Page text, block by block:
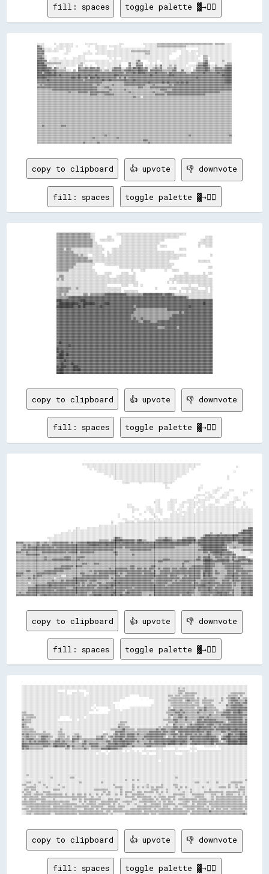
fill: spaces toggle palette ▓→✊🏽
▓▓▒▒░░          ░░░░░░░░░░░░░░  ░░        ░░    ░░░░░░░░░░  ░░░░░░░░░░                    ░░░░░░░░░░▒▒▒▒▒▒▒▒▒▒▒▒▒▒▒▒▒▒▒▒▒▒▒▒░░░░░░░░░░░░░░░░░░░░░░░░░░░░░░░░░░░░░░
▓▓██▒▒░░░░░░  ░░░░░░░░  ░░░░                    ░░░░░░░░░░      ░░░░░░░░░░░░░░░░░░░░░░░░░░░░░░░░░░░░░░░░░░░░░░░░░░░░░░░░░░░░          ░░░░░░░░░░░░░░░░░░░░░░░░░░░░
▓▓▓▓▓▓░░░░░░░░░░░░      ░░░░              ░░      ░░░░░░░░░░░░░░░░░░░░░░░░░░░░▒▒▒▒▒▒▒▒▒▒▒▒▒▒▒▒░░░░░░░░░░░░░░░░░░░░░░    ░░░░░░  ░░░░░░░░░░░░░░░░░░░░░░░░░░░░░░░░░░
▓▓▓▓▓▓                ░░░░            ░░░░░░░░  ░░░░░░░░░░░░░░░░░░░░░░░░░░░░░░░░░░░░░░░░░░▒▒▒▒░░░░░░░░░░░░░░░░░░        ░░░░░░░░░░░░  ░░░░░░░░░░░░░░░░░░░░░░░░░░░░
▓▓▓▓▒▒░░                          ░░░░░░                  ░░░░░░░░░░░░░░░░░░░░░░░░░░░░░░░░░░░░░░░░░░░░░░░░░░░░        ░░░░░░░░░░░░░░░░░░  ▒▒▒▒░░░░░░░░░░░░░░░░░░░░
▓▓██▓▓░░    ░░░░░░    ░░      ░░░░░░░░░░                    ░░  ░░    ░░░░░░░░░░░░░░░░░░░░░░░░░░░░░░░░░░░░░░░░      ░░░░░░░░░░░░░░░░░░    ▒▒▒▒  ░░░░░░░░░░░░░░░░░░
████▓▓▓▓  ░░░░░░░░░░░░░░░░░░░░░░░░░░░░░░░░░░░░░░░░░░░░░░░░░░  ░░░░░░░░░░░░░░░░░░░░▒▒▓▓      ░░░░░░░░  ░░░░░░░░░░░░░░░░░░░░░░░░░░░░░░░░░░  ▒▒▓▓░░░░░░░░░░░░▒▒░░░░░░
██████▒▒▒▒▒▒▒▒▒▒▒▒▒▒░░░░░░░░░░░░░░░░▒▒░░        ░░░░░░░░░░░░░░░░░░░░░░      ▓▓░░░░▓▓▒▒▒▒      ░░  ░░    ░░░░░░░░░░░░░░░░░░░░░░      ░░▒▒▒▒▓▓██░░    ░░░░░░░░░░▒▒▒▒
████████░░░░░░  ░░░░░░░░░░░░░░░░  ▒▒▒▒  ░░  ░░    ░░░░░░░░░░░░░░░░░░▒▒      ▓▓░░░░▓▓▓▓▓▓  ░░░░░░░░▒▒░░▓▓░░░░░░▒▒░░▒▒░░░░░░░░  ░░░░░░▒▒▓▓▓▓████▒▒░░░░▒▒░░░░░░▓▓▓▓▓▓
████████▓▓▓▓░░▓▓▒▒░░░░▒▒          ▓▓▒▒▒▒▓▓▒▒▓▓▓▓▒▒▓▓░░░░  ░░░░▒▒▓▓▓▓▓▓░░░░▒▒▓▓▒▒██▓▓██▓▓▒▒▓▓░░░░▒▒▓▓▒▒▓▓░░░░▒▒▒▒▒▒▓▓░░░░░░░░░░░░  ░░▓▓▓▓▓▓▓▓██▓▓░░▒▒▓▓▓▓▓▓▒▒▓▓████
██████████▓▓▓▓▓▓▒▒▒▒▒▒▒▒░░░░  ▒▒  ▓▓▓▓▓▓▓▓▓▓▓▓▓▓▓▓▓▓▒▒░░▒▒▒▒░░▓▓▓▓▓▓▓▓▒▒▓▓▓▓██▓▓▓▓▓▓████▓▓▓▓░░▓▓▓▓▓▓▓▓▓▓▒▒▒▒▒▒▒▒▓▓▓▓░░░░▓▓░░░░░░  ▒▒▓▓▓▓▓▓▓▓██▓▓▒▒▒▒▓▓▓▓▓▓▓▓██████
████▒▒██████▓▓██▓▓▓▓▓▓▓▓▓▓▓▓▓▓▓▓▓▓▓▓▓▓▓▓▓▓▓▓▓▓▓▓▓▓▓▓▓▓▓▓▓▓▓▓▓▓▓▓▓▓▓▓▓▓▓▓▒▒▓▓▓▓▓▓██▓▓██████▓▓▓▓▓▓▓▓██▓▓▓▓▓▓▓▓▒▒██▓▓▓▓▓▓▓▓▓▓▓▓▒▒▒▒▓▓▓▓▓▓▓▓▓▓██▓▓▓▓▓▓▓▓▓▓██▓▓▓▓██████
████████████████▓▓██▓▓▓▓▓▓▓▓▓▓▓▓▓▓██▓▓▓▓▓▓██▓▓▓▓██▓▓▓▓▓▓▓▓▓▓▓▓▓▓████▓▓▓▓▓▓▓▓▓▓▓▓▓▓▓▓▓▓▓▓▓▓▓▓▓▓██▓▓▓▓▓▓▓▓▓▓▓▓▓▓████▓▓▓▓▓▓▓▓▓▓▓▓▓▓▓▓▓▓▓▓▓▓▓▓▓▓▓▓▓▓▓▓▓▓▓▓▓▓▓▓████████
████████▓▓▓▓▓▓▓▓▓▓▓▓▓▓▓▓▓▓▓▓████▓▓██▓▓▓▓██▒▒████▓▓██▓▓▓▓▓▓▓▓▓▓▓▓▓▓▒▒▓▓▒▒██▒▒▓▓▓▓▓▓▓▓▓▓▓▓▓▓▓▓▓▓▓▓▓▓▓▓▓▓▓▓▓▓▓▓▓▓▓▓▓▓▓▓▓▓▓▓▓▓▓▓▓▓▓▓▓▓▓▓██▓▓▓▓▓▓▓▓▓▓▓▓▓▓▓▓▓▓▓▓▓▓██████
▓▓▓▓▓▓▓▓██▓▓▓▓▓▓▓▓▓▓▓▓▓▓▓▓▓▓▓▓▓▓▓▓▓▓▓▓▒▒▓▓▓▓▓▓▓▓▓▓▓▓▓▓██▓▓▓▓██▓▓▓▓▓▓▓▓▓▓██▓▓▓▓▓▓██▓▓▓▓▓▓▓▓▓▓▓▓▓▓▓▓▓▓▓▓▓▓▓▓▓▓▓▓▓▓▓▓▓▓▓▓▓▓▓▓▓▓▓▓▓▓▓▓▓▓▓▓▓▓▓▓▓▓▓▓▓▓▓▓▓▓▓▓▓▓▓▓▓▓██████
▓▓▓▓▓▓▓▓▓▓▓▓▓▓▓▓▓▓▓▓▓▓▓▓▓▓▓▓▓▓▓▓▓▓▓▓▓▓▓▓▓▓▓▓▓▓▓▓▓▓▓▓▓▓▒▒▒▒▒▒▒▒▒▒▒▒▒▒▒▒▒▒▓▓▓▓▓▓▓▓▓▓▓▓▓▓▓▓▓▓▓▓██▓▓▓▓▓▓▓▓▓▓██▓▓██▓▓▓▓▓▓██▓▓██▓▓██▓▓▓▓▓▓▓▓▓▓▓▓▓▓▓▓▓▓▓▓▓▓▓▓▓▓▓▓▓▓██████
▒▒▓▓▒▒▓▓▓▓▓▓▓▓▓▓▓▓▓▓▓▓▓▓▓▓▓▓▓▓▓▓▓▓▓▓▓▓▓▓▓▓▓▓▓▓▒▒▒▒▓▓▒▒▒▒▒▒▒▒▒▒▓▓▒▒▒▒▒▒▒▒▓▓▓▓▓▓▓▓▓▓▓▓▓▓▓▓▓▓▒▒▒▒▒▒▓▓▒▒▒▒▒▒▒▒▒▒▒▒▓▓▒▒▓▓▓▓▓▓▓▓▓▓▓▓▓▓▓▓▓▓▓▓▓▓▓▓▓▓▓▓▓▓▓▓▓▓▓▓▓▓▓▓▓▓▓▓▓▓▓▓
▓▓▓▓▓▓▓▓▓▓▓▓▓▓▓▓▓▓▓▓▓▓▓▓▓▓▓▓▓▓▓▓▓▓▓▓▓▓▓▓▓▓▓▓▓▓▓▓▓▓▒▒▒▒▒▒▓▓▓▓▒▒▒▒▒▒▒▒▒▒▒▒▒▒▒▒▒▒▒▒▒▒▒▒▓▓▓▓▒▒▒▒▒▒▓▓▓▓▓▓▓▓▓▓▓▓▓▓▓▓▓▓▓▓▓▓▓▓▓▓▓▓▓▓▓▓▓▓▓▓▓▓▓▓▓▓▓▓▓▓▓▓▓▓▓▓▓▓▓▓▓▓▓▓▓▓▓▓▓▓▓▓
▒▒▒▒▒▒▒▒▒▒▒▒▓▓▓▓▓▓▓▓▓▓▓▓▓▓▓▓▓▓▓▓▓▓▓▓▓▓▓▓▓▓▓▓▓▓▓▓▓▓▒▒▒▒▒▒▒▒▒▒▓▓▒▒▒▒▒▒▒▒▒▒▓▓▒▒▒▒▒▒▒▒▒▒▒▒▒▒▒▒▒▒▒▒▒▒▒▒▒▒▒▒▓▓▓▓▓▓▒▒▒▒▓▓▓▓▓▓▓▓▓▓▓▓▓▓▓▓▓▓▓▓▓▓▓▓▓▓▓▓▓▓▓▓▓▓▓▓▓▓▓▓▓▓▓▓▓▓▓▓▓▓
▒▒▒▒▒▒▒▒▒▒▒▒▒▒▒▒▒▒▒▒▒▒▒▒▒▒▓▓▒▒▒▒▒▒▓▓▓▓▓▓▓▓▒▒▓▓▓▓▓▓▓▓▓▓▓▓▓▓▓▓▒▒▒▒▒▒▒▒▒▒▒▒▒▒▒▒▓▓▒▒▒▒▒▒▒▒▒▒▒▒▒▒▒▒▒▒▓▓▒▒▒▒▒▒▒▒▓▓▓▓▓▓▓▓▓▓▓▓▓▓▓▓▓▓▓▓▓▓▓▓▓▓▓▓▓▓▓▓▓▓▓▓▓▓▓▓▓▓▓▓▓▓▒▒▒▒▒▒▒▒▒▒
▒▒▒▒▒▒▒▒▒▒▒▒▒▒▒▒▒▒▒▒▒▒▒▒▒▒▒▒▒▒▒▒▒▒▒▒▒▒▒▒▒▒▒▒▓▓▓▓▓▓▒▒▒▒▒▒▓▓▓▓▓▓▓▓▒▒▒▒▒▒▒▒▒▒▒▒▒▒▒▒▒▒▒▒▒▒▒▒▒▒▒▒▒▒▒▒▒▒▓▓▓▓▓▓▓▓▒▒▓▓▓▓▓▓▓▓▓▓▓▓▓▓▓▓▓▓▓▓▓▓▓▓▓▓▓▓▓▓▓▓▒▒▒▒▒▒▒▒▒▒▒▒▒▒▒▒▒▒▒▒▒▒
▒▒▒▒▒▒▒▒▒▒▒▒▒▒▒▒▒▒▒▒▒▒▒▒▒▒▒▒▒▒▒▒▒▒▒▒▒▒▒▒▒▒▒▒▒▒▒▒▒▒▒▒▒▒▒▒▒▒▒▒▒▒▒▒▒▒▒▒▒▒▒▒▒▒▒▒▒▒▒▒▓▓▒▒▒▒░░▒▒▒▒▒▒▒▒▒▒▒▒▒▒▒▒▒▒▒▒▒▒▒▒▒▒▒▒▒▒▒▒▒▒▒▒▒▒▒▒▒▒▒▒▒▒▒▒▒▒▒▒▒▒▒▒▒▒▒▒▒▒▒▒▒▒▒▒▒▒▒▒▒▒
▒▒▒▒▓▓▒▒▒▒▒▒▒▒▒▒▒▒▒▒▓▓▓▓▒▒▒▒▒▒▒▒▒▒▒▒▒▒▒▒▒▒▒▒▒▒▒▒▒▒▒▒▒▒▒▒▒▒▒▒▒▒▒▒▒▒▒▒▒▒▒▒▒▒▒▒▒▒▒▒▒▒▒▒▒▒▒▒▒▒▒▒▒▒▒▒▒▒▒▒▒▒▒▒▒▒▒▒▒▒▒▒▒▒▒▒▒▒▒▒▒▒▒▒▒▒▒▒▒▒▒▒▒▒▒▒▒▒▒▒▒▒▒▒▒▒▒▒▒▒▒▒▒▒▒▒▒▒▒▒▒▒
▒▒▒▒▒▒▒▒▒▒▒▒▒▒▒▒▒▒▒▒▒▒▒▒▒▒▒▒▒▒▒▒▒▒▒▒▒▒▒▒▒▒▒▒▒▒▒▒▒▒▒▒▒▒▒▒▓▓▒▒▒▒▒▒▒▒▒▒▒▒▒▒▒▒▒▒▒▒▒▒▒▒▒▒▒▒▒▒▒▒▒▒▒▒▒▒▒▒▒▒▒▒▒▒▒▒▒▒▒▒▒▒▒▒▒▒▒▒▒▒▒▒▒▒▒▒▓▓▒▒▒▒▒▒▒▒▒▒▒▒▒▒▒▒▒▒▒▒▒▒▒▒▒▒▒▒▒▒▒▒▓▓
▒▒▒▒▒▒▒▒▒▒▒▒▒▒▒▒▒▒▒▒▒▒▒▒▒▒▒▒▒▒▒▒▒▒▒▒▒▒▒▒▒▒▒▒▒▒▓▓▒▒▒▒▒▒▒▒▒▒▒▒▒▒▒▒▒▒▓▓▒▒▒▒▒▒▒▒▒▒▒▒▒▒▒▒▒▒▒▒▒▒▒▒▒▒▒▒▒▒▒▒▒▒▒▒▒▒▒▒▒▒▒▒▒▒▒▒▒▒▒▒▒▒▒▒▒▒▒▒▒▒▒▒▒▒▒▒▒▒▒▒▒▒▒▒▒▒▒▒▒▒▒▒▒▒▒▒▒▒▒▒▒▒
▒▒▒▒▒▒▒▒▒▒▒▒▒▒▒▒▒▒▒▒▒▒▒▒▒▒▒▒▒▒▒▒▒▒▒▒▒▒▒▒▒▒▒▒▒▒▒▒▒▒▒▒▒▒▒▒▒▒▒▒▒▒▒▒▒▒▒▒▒▒▒▒▒▒▒▒▒▒▒▒▒▒▒▒▒▒▒▒▓▓▓▓▒▒▒▒▒▒▒▒▒▒▒▒▒▒▒▒▒▒▒▒▒▒▒▒▒▒▒▒▒▒▒▒▒▒▒▒▒▒▒▒▒▒▒▒▒▒▒▒▒▒▒▒▒▒▒▒▒▒▒▒▒▒▒▒▒▒▒▒▒▒
copy to clipboard 👍 upvote 👎 downvote
fill: spaces toggle palette ▓→✊🏽
▒▒▒▒▒▒▒▒▒▒▒▒▒▒▒▒▒▒▒▒▒▒▒▒▒▒▒▒░░░░                  ░░░░░░░░░░░░░░░░░░░░░░░░░░░░░░░░░░░░░░░░░░░░░░░░░░░░░░░░░░
▒▒▒▒▒▒▒▒▒▒▒▒▒▒▒▒▒▒▒▒▒▒▒▒▒▒▒▒░░░░          ░░░░        ░░░░░░░░░░░░░░░░░░░░░░░░░░░░░░░░░░░░░░░░░░░░░░░░                      ░░░░░░
▒▒▒▒▒▒▒▒▒▒▒▒▒▒▒▒▒▒▒▒▒▒▒▒▒▒▒▒▒▒░░    ░░░░░░░░░░░░      ░░░░░░░░░░░░░░░░░░░░░░░░░░░░░░░░░░░░                              ░░░░░░░░░░
▒▒▒▒▒▒▒▒▒▒▒▒▒▒▒▒▒▒▒▒▒▒▒▒▒▒▒▒▒▒░░░░                    ░░░░░░░░░░░░░░░░░░░░░░░░░░░░░░░░                                ░░░░░░░░░░░░
▒▒▒▒▒▒▒▒▒▒▒▒▒▒▒▒▒▒▒▒▒▒▒▒▒▒▒▒▒▒░░░░░░░░              ░░░░░░░░░░░░░░░░░░░░░░░░░░░░░░░░  ░░░░░░                          ░░    ░░░░░░
▒▒▒▒▒▒░░▒▒▒▒░░░░░░░░░░░░░░░░░░░░░░░░░░░░      ░░░░░░░░░░░░░░░░░░░░░░░░░░░░░░░░░░░░░░                  ░░░░░░
▒▒▒▒▒▒▒▒▒▒▒▒▒▒░░░░░░░░░░░░░░░░░░░░░░░░    ░░  ░░░░░░░░░░░░░░░░░░░░░░░░░░░░░░░░░░░░░░░░░░░░░░░░░░░░
▒▒▒▒▒▒▒▒▒▒▒▒▒▒▒▒▒▒░░▒▒░░░░    ░░░░░░░░░░  ░░░░░░░░░░░░░░░░░░░░░░░░░░░░░░░░░░░░░░░░░░░░░░░░░░░░░░░░░░░░░░░░░░                    ░░
▒▒▒▒▒▒▒▒▒▒▒▒▒▒▒▒▒▒▒▒▒▒▒▒▒▒░░░░░░░░░░░░░░░░░░░░░░░░░░░░░░░░░░░░░░░░░░░░░░░░░░░░░░░░░░░░░░░░░░░░░░░░░░░░
▒▒▒▒▒▒▒▒▒▒▒▒▒▒▒▒▒▒▒▒▒▒▒▒▒▒▒▒▒▒░░░░░░░░░░░░░░░░░░░░░░░░░░░░░░░░░░░░░░░░░░░░░░░░░░░░░░░░░░░░░░░░                        ░░░░░░░░░░
▒▒▒▒▒▒▒▒▒▒▒▒▒▒▒▒░░░░░░░░░░░░░░░░        ░░░░░░░░░░░░░░░░░░░░░░░░░░░░░░░░░░░░░░░░░░░░░░░░░░░░░░░░░░
▒▒▒▒▒▒▒▒▒▒▒▒▒▒░░░░░░░░░░░░░░░░                      ░░░░░░░░░░░░░░░░░░░░░░░░░░░░░░░░░░░░░░░░░░░░                              ░░░░
▒▒▒▒▒▒▒▒▒▒░░░░░░░░░░░░░░░░░░░░░░                              ░░      ░░░░                ░░    ░░░░░░
░░▒▒▒▒░░░░░░░░░░░░░░░░░░░░░░░░░░░░░░░░░░░░░░      ░░░░░░░░░░░░░░░░                                ░░░░░░░░░░░░░░░░░░░░░░░░░░░░
▒▒░░▒▒░░░░░░░░░░░░░░░░░░░░░░░░░░░░░░░░░░░░░░░░░░░░░░░░░░░░░░░░░░░░                            ░░░░░░░░░░░░░░░░░░░░░░░░░░░░░░░░░░░░
▒▒▒▒▒▒▒▒▒▒▒▒░░░░▒▒░░░░░░░░░░░░░░░░░░░░░░░░░░░░░░░░░░░░                            ░░          ░░░░░░    ░░░░░░░░░░░░░░      ░░  ░░
▒▒▒▒▒▒▒▒▒▒░░░░░░░░░░░░░░░░░░░░░░░░░░░░░░░░░░░░░░░░░░░░  ░░░░░░░░░░░░                                  ░░    ░░  ░░░░░░░░░░░░░░  ░░
▒▒▒▒░░▒▒░░░░░░░░░░░░░░▒▒▒▒░░▒▒▒▒▒▒▒▒▒▒▒▒▓▓▓▓▓▓▓▓▓▓▓▓▓▓▓▓▓▓▒▒▒▒▒▒▒▒▒▒▒▒▒▒▓▓▓▓▓▓▓▓▓▓▓▓▓▓▓▓▒▒▓▓▓▓▓▓▒▒░░░░░░░░░░░░░░░░░░░░░░░░░░░░░░░░
▒▒▒▒▒▒▒▒▒▒▓▓▓▓▓▓▓▓▓▓▓▓▓▓▓▓▓▓▓▓▓▓▓▓▓▓▓▓▓▓▓▓▓▓▓▓▓▓▓▓▓▓▓▓▓▓▓▓▓▓▓▓▓▓▓▓▓▓▓▓▓▓▓▓▓▓▓▓▓▓▓▓▓▓▓▓▓▓▓▓▓▓▓▓▓▓▓▓▓▓▓▓▓▓▓▓▓▓▒▒░░░░░░░░░░░░░░░░░░░░
████▓▓▓▓▓▓▓▓▓▓▓▓▓▓▓▓████▓▓▓▓▓▓▓▓▓▓▓▓▓▓▓▓▓▓▓▓▓▓▓▓▓▓▓▓▓▓▓▓▓▓▓▓▓▓▓▓▓▓▓▓▓▓▓▓▓▓▓▓▓▓▓▓▓▓▓▓▓▓▓▓▓▓▓▓▓▓▓▓▓▓▓▓▓▓▓▓▓▓▓▓▓▓▓▓▓▓▓▓▓▓▓▓▓▓▓▓▓▓▓▓▓▓
▓▓████████████████▓▓▓▓██████████▓▓▓▓▓▓▓▓████▓▓▓▓▓▓▓▓▓▓▓▓▓▓▓▓▓▓▓▓▓▓▓▓▓▓▓▓▓▓▓▓▓▓▓▓▓▓▓▓▓▓▓▓▓▓▓▓▓▓▓▓▓▓▓▓▓▓▓▓▓▓▓▓▓▓▓▓▓▓▓▓▓▓▓▓▓▓██▓▓▓▓▓▓
██████████████▓▓▓▓██▓▓██▓▓▓▓▓▓▓▓▓▓▓▓██▓▓▓▓▓▓▓▓▓▓▓▓▓▓▓▓▓▓▓▓▓▓▓▓▓▓▒▒▓▓▓▓▓▓▓▓▓▓▓▓▓▓▓▓▓▓▓▓▓▓▓▓▓▓▓▓▓▓▓▓▓▓▓▓▓▓▓▓▓▓▓▓██▓▓▓▓▓▓▓▓▓▓▓▓▓▓▓▓▓▓
▓▓▓▓▓▓▓▓▓▓▓▓▓▓▓▓▓▓▓▓▓▓▓▓▓▓▓▓▓▓▓▓▓▓▓▓▓▓▓▓▓▓▓▓▓▓▓▓▓▓▓▓▓▓▓▓▓▓▓▓▓▓▓▓▓▓▒▒▒▒▒▒▒▒▒▒▒▒▒▒▒▒▒▒▒▒▒▒▒▒▒▒▓▓▓▓▓▓▓▓▓▓▓▓▓▓▓▓▓▓▓▓▓▓▓▓▓▓▓▓▓▓▓▓▓▓▓▓▓▓
▓▓▓▓▓▓▓▓▓▓▓▓▓▓▓▓▓▓▓▓▓▓▓▓▓▓▓▓▓▓▓▓▓▓▓▓▓▓▓▓▓▓▓▓▓▓▓▓▓▓▓▓▓▓▓▓▓▓▓▓▓▓▓▓▒▒▒▒▒▒▒▒▒▒▒▒▒▒▒▒▒▒▒▒▒▒▒▒▒▒▒▒▒▒▒▒▒▒▒▒▒▒▓▓▒▒▓▓▓▓▓▓▓▓▓▓▓▓▓▓▓▓▓▓▓▓▓▓▓▓
▓▓▓▓▓▓▓▓▓▓▓▓▓▓▓▓▓▓▓▓▓▓▓▓▓▓▓▓▓▓▓▓▓▓▓▓▓▓▓▓▓▓▓▓▓▓▓▓▓▓▓▓▓▓▓▓▓▓▓▓▓▓▒▒▒▒▒▒▒▒▒▒▒▒▒▒▒▒▒▒▒▒▒▒▒▒▒▒▒▒▒▒▒▒▒▒▓▓▓▓▓▓▓▓▓▓▓▓▓▓▓▓▓▓▓▓▓▓▓▓▓▓▓▓▓▓▓▓▓▓
▓▓▓▓▓▓▓▓▓▓▓▓▓▓▓▓▓▓▓▓▓▓▓▓▓▓▓▓▓▓▓▓▓▓▓▓▓▓▓▓▓▓▓▓▓▓▓▓▓▓▓▓▓▓▓▓▓▓▓▓▓▓▒▒▓▓▒▒▒▒▓▓▒▒▒▒▒▒▒▒▒▒▒▒▒▒▒▒▒▒▒▒▒▒▓▓▓▓▓▓▓▓▓▓▓▓▓▓▓▓▓▓▓▓▓▓▓▓▓▓▓▓▓▓▓▓▓▓▓▓
▓▓▓▓▓▓▓▓▓▓▓▓▓▓▓▓▓▓▓▓▓▓▓▓▓▓▓▓▓▓▓▓▓▓▓▓▓▓▓▓▓▓▓▓▓▓▓▓▓▓▓▓▓▓▓▓▓▓▓▓▓▓▓▓▓▓▓▓▒▒▒▒▓▓▓▓▓▓▒▒▒▒▒▒▓▓▓▓▓▓▓▓▓▓▓▓▓▓▓▓▓▓▓▓▓▓▓▓▓▓▓▓▓▓▓▓▓▓▓▓▓▓▓▓▓▓▓▓▓▓
▓▓▓▓▓▓▓▓▓▓▓▓▓▓▓▓▓▓▓▓▓▓▓▓▓▓▓▓▓▓▓▓▓▓▓▓▓▓▓▓▓▓▓▓▓▓▓▓▓▓▓▓▓▓▓▓▓▓▓▓▓▓▓▓▓▓▓▓▓▓▓▓▓▓▓▓▓▓▓▓▓▓▓▓▓▓▓▓▓▓▓▓▓▓▓▓▓▓▓▓▓▓▓▓▓▓▓▓▓▓▓▓▓▓▓▓▓▓▓▓▓▓▓▓▓▓▓▓▓▓
▓▓▓▓▓▓▓▓▓▓▓▓▓▓▓▓▓▓▓▓▓▓▓▓▓▓▓▓▓▓▓▓▓▓▓▓▓▓▓▓▓▓▓▓▓▓▓▓▓▓▓▓▓▓▓▓▓▓▓▓▓▓▓▓▓▓▓▓▓▓▓▓▓▓▓▓▓▓▓▓▓▓▓▓▒▒▒▒▒▒▓▓▓▓▓▓▓▓▓▓▒▒▓▓▓▓▓▓▓▓▓▓▓▓▓▓▓▓▓▓▓▓▓▓▓▓▓▓▓▓
▓▓▓▓▓▓▓▓▓▓▓▓▓▓▓▓▓▓▓▓▓▓▓▓▓▓▓▓▓▓▓▓▓▓▓▓▓▓▓▓▓▓▓▓▓▓▓▓▓▓▓▓▓▓▓▓▓▓▓▓▓▓▓▓▓▓▓▓▓▓▓▓▓▓▓▓▓▓▓▓▓▓▓▓▓▓▓▓▓▓▓▓▓▓▓▓▓▓▓▓▓▓▓▓▓▓▓▓▓▓▓▓▓▓▓▓▓▓▓▓▓▓▓▓▓▓▓▓▓▓
▓▓▓▓▓▓▓▓▓▓▓▓▓▓▓▓▓▓▓▓▓▓▓▓▓▓▓▓▓▓▓▓▓▓▓▓▓▓▓▓▓▓▓▓▓▓▓▓▓▓▓▓▓▓▓▓▓▓▓▓▓▓▓▓▓▓▓▓▓▓▓▓▓▓▓▓▓▓▓▓▓▓▓▓▓▓▓▓▓▓▓▓▓▓▓▓▓▓▓▓▓▓▓▓▓▓▓▓▓▓▓▓▓▓▓▓▓▓▓▓▓▓▓▓▓▓▓▓▓▓
▓▓▓▓▓▓▓▓▓▓▓▓▓▓▓▓▓▓▓▓▓▓▓▓▓▓▓▓▓▓▓▓▓▓▓▓▓▓▓▓▓▓▓▓▓▓▓▓▓▓▓▓▓▓▓▓▓▓▓▓▓▓▓▓▓▓▓▓▓▓▓▓▓▓▓▓▓▓▓▓▓▓▓▓▓▓▓▓▓▓▓▓▓▓▓▓▓▓▓▓▓▓▓▓▓▓▓▓▓▓▓▓▓▓▓▓▓▓▓▓▓▓▓▓▓▓▓▓▓▓
▓▓▓▓▓▓▓▓▓▓▓▓▓▓▓▓▓▓▓▓▓▓▓▓▓▓▓▓▓▓▓▓▓▓▓▓▓▓▓▓▓▓▓▓▓▓▓▓▓▓▓▓▓▓▓▓▓▓▓▓▓▓▓▓▓▓▓▓▓▓▓▓▓▓▓▓▓▓▓▓▓▓▓▓▓▓▓▓▓▓▓▓▓▓▓▓▓▓▓▓▓▓▓▓▓▓▓▓▓▓▓▓▓▓▓▓▓▓▓▓▓▓▓▓▓▓▓▓▓▓
▓▓██▓▓▓▓▓▓▓▓▓▓▓▓▓▓▓▓▓▓▓▓▓▓▓▓▓▓▓▓▓▓▓▓▓▓▓▓▓▓▓▓▓▓▓▓▓▓▓▓▓▓▓▓▓▓▓▓▓▓▓▓▓▓▓▓▓▓▓▓▓▓▓▓▓▓▓▓▓▓▓▓▓▓▓▓▓▓▓▓▓▓▓▓▓▓▓▓▓▓▓▓▓▓▓▓▓▓▓▓▓▓▓▓▓▓▓▓▓▓▓▓▓▓▓▓▓▓
▓▓▓▓▓▓▓▓▓▓██▓▓▓▓▓▓▓▓▓▓▓▓▓▓▓▓▓▓▓▓▓▓▓▓▓▓▓▓▓▓▓▓▓▓▓▓▓▓▓▓▓▓▓▓▓▓▓▓▓▓▓▓▓▓▓▓▓▓▓▓▓▓▓▓▓▓▓▓▓▓▓▓▓▓▓▓▓▓▓▓▓▓▓▓▓▓▓▓▓▓▓▓▓▓▓▓▓▓▓▓▓▓▓▓▓▓▓▓▓▓▓▓▓▓▓▓▓▓
██▓▓▓▓▓▓▓▓▓▓▓▓▓▓▓▓▓▓▓▓▓▓▓▓▓▓▓▓▓▓▓▓▓▓▓▓▓▓▓▓▓▓▓▓▓▓▓▓▓▓▓▓▓▓▓▓▓▓▓▓▓▓▓▓▓▓▓▓▓▓▓▓▓▓▓▓▓▓▓▓▓▓▓▓▓▓▓▓▓▓▓▓▓▓▓▓▓▓▓▓▓▓▓▓▓▓▓▓▓▓▓▓▓▓▓▓▓▓▓▓▓▓▓▓▓▓▓▓
██▓▓██▓▓▓▓▓▓▓▓▓▓▓▓▓▓▓▓▓▓▓▓▓▓▓▓▓▓▓▓▓▓▓▓▓▓▓▓▓▓▓▓▓▓▓▓▓▓▓▓▓▓▓▓▓▓▓▓▓▓▓▓▓▓▓▓▓▓▓▓▓▓▓▓▓▓▓▓▓▓▓▓▓▓▓▓▓▓▓▓▓▓▓▓▓▓▓▓▓▓▓▓▓▓▓▓▓▓▓▓▓▓▓▓▓▓▓▓▓▓▓▓▓▓▓▓
▓▓████▓▓██▓▓▓▓▓▓▓▓▓▓▓▓▓▓▓▓▓▓▓▓▓▓▓▓▓▓▓▓▓▓▓▓▓▓▓▓▓▓▓▓▓▓▓▓▓▓▓▓▓▓▓▓▓▓▓▓▓▓▓▓▓▓▓▓▓▓▓▓▓▓▓▓▓▓▓▓▓▓▓▓▓▓▓▓▓▓▓▓▓▓▓▓▓▓▓▓▓▓▓▓▓▓▓▓▓▓▓▓▓▓▓▓▓▓▓▓▓▓▓▓
██████▓▓▓▓▓▓▓▓▓▓▓▓▓▓▓▓▓▓▓▓▓▓▓▓▓▓▓▓▓▓▓▓▓▓▓▓▓▓▓▓▓▓▓▓▓▓▓▓▓▓▓▓▓▓▓▓▓▓▓▓▓▓▓▓▓▓▓▓▓▓▓▓▓▓▓▓▓▓▓▓▓▓▓▓▓▓▓▓▓▓▓▓▓▓▓▓▓▓▓▓▓▓▓▓▓▓▓▓▓▓▓▓▓▓▓▓▓▓▓▓▓▓▓▓
▓▓▓▓▓▓██▓▓▓▓▓▓▓▓▓▓▓▓▓▓▓▓▓▓▓▓▓▓▓▓▓▓▓▓▓▓▓▓▓▓▓▓▓▓▓▓▓▓▓▓▓▓▓▓▓▓▓▓▓▓▓▓▓▓▓▓▓▓▓▓▓▓▓▓▓▓▓▓▓▓▓▓▓▓▓▓▓▓▓▓▓▓▓▓▓▓▓▓▓▓▓▓▓▓▓▓▓▓▓▓▓▓▓▓▓▓▓▓▓▓▓▓▓▓▓▓▓▓
▓▓▓▓██▓▓▓▓▓▓██▓▓▓▓▓▓▓▓▓▓▓▓▓▓▓▓▓▓▓▓▓▓▓▓▓▓▓▓▓▓▓▓▓▓▓▓▓▓▓▓▓▓▓▓▓▓▓▓▓▓▓▓▓▓▓▓▓▓▓▓▓▓▓▓▓▓▓▓▓▓▓▓▓▓▓▓▓▓▓▓▓▓▓▓▓▓▓▓▓▓▓▓▓▓▓▓▓▓▓▓▓▓▓▓▓▓▓▓▓▓▓▓▓▓▓▓
██▓▓████▓▓▓▓▓▓████▓▓▓▓▓▓▓▓▓▓▓▓▓▓▓▓▓▓▓▓▓▓▓▓▓▓▓▓▓▓▓▓▓▓▓▓▓▓▓▓▓▓▓▓▓▓▓▓▓▓▓▓▓▓▓▓▓▓▓▓▓▓▓▓▓▓▓▓▓▓▓▓▓▓▓▓▓▓▓▓▓▓▓▓▓▓▓▓▓▓▓▓▓▓▓▓▓▓▓▓▓▓▓▓▓▓▓▓▓▓▓▓
██████▓▓▓▓▓▓▓▓██████▓▓▓▓▓▓▓▓▓▓▓▓▓▓▓▓▓▓▓▓▓▓▓▓▓▓▓▓▓▓▓▓▓▓▓▓▓▓▓▓▓▓▓▓▓▓▓▓▓▓▓▓▓▓▓▓▓▓▓▓▓▓▓▓▓▓▓▓▓▓▓▓▓▓▓▓▓▓▓▓▓▓▓▓▓▓▓▓▓▓▓▓▓▓▓▓▓▓▓▓▓▓▓▓▓▓▓▓▓▓
copy to clipboard 👍 upvote 👎 downvote
fill: spaces toggle palette ▓→✊🏽
copy to clipboard 👍 upvote 👎 downvote
fill: spaces toggle palette ▓→✊🏽
copy to clipboard 👍 upvote 👎 downvote
fill: spaces toggle palette ▓→✊🏽